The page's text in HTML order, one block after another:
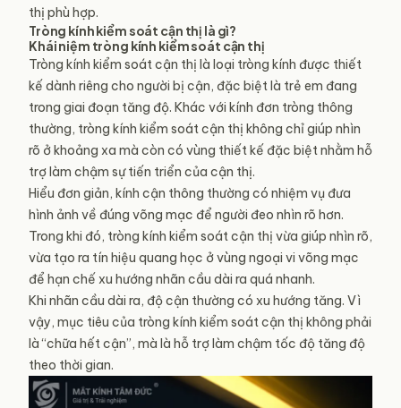
thị phù hợp.
Tròng kính kiểm soát cận thị là gì?
Khái niệm tròng kính kiểm soát cận thị
Tròng kính kiểm soát cận thị là loại tròng kính được thiết
kế dành riêng cho người bị cận, đặc biệt là trẻ em đang
trong giai đoạn tăng độ. Khác với kính đơn tròng thông
thường, tròng kính kiểm soát cận thị không chỉ giúp nhìn
rõ ở khoảng xa mà còn có vùng thiết kế đặc biệt nhằm hỗ
trợ làm chậm sự tiến triển của cận thị.
Hiểu đơn giản, kính cận thông thường có nhiệm vụ đưa
hình ảnh về đúng võng mạc để người đeo nhìn rõ hơn.
Trong khi đó, tròng kính kiểm soát cận thị vừa giúp nhìn rõ,
vừa tạo ra tín hiệu quang học ở vùng ngoại vi võng mạc
để hạn chế xu hướng nhãn cầu dài ra quá nhanh.
Khi nhãn cầu dài ra, độ cận thường có xu hướng tăng. Vì
vậy, mục tiêu của tròng kính kiểm soát cận thị không phải
là “chữa hết cận”, mà là hỗ trợ làm chậm tốc độ tăng độ
theo thời gian.